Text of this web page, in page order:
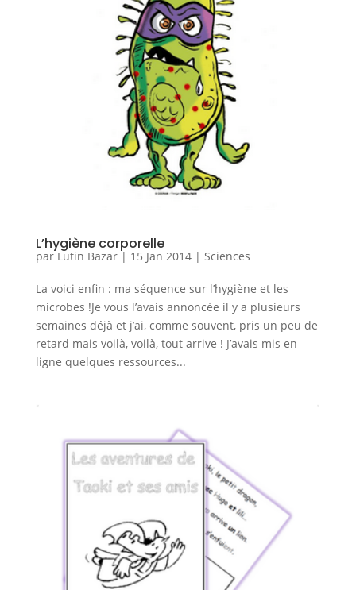
L’hygiène corporelle
par Lutin Bazar| 15 Jan 2014| Sciences
La voici enfin : ma séquence sur l’hygiène et les
microbes !Je vous l’avais annoncée il y a plusieurs
semaines déjà et j’ai, comme souvent, pris un peu de
retard mais voilà, voilà, tout arrive ! J’avais mis en
ligne quelques ressources...